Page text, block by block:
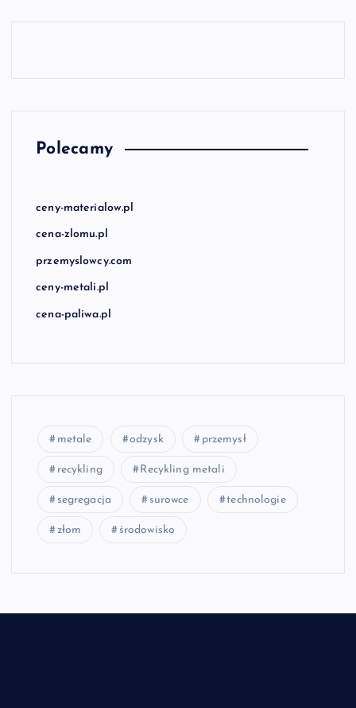
Polecamy
ceny-materialow.pl
cena-zlomu.pl
przemyslowcy.com
ceny-metali.pl
cena-paliwa.pl
metale odzysk przemysł
recykling Recykling metali
segregacja surowce technologie
złom środowisko